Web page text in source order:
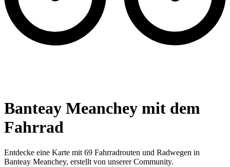
Banteay Meanchey mit dem
Fahrrad
Entdecke eine Karte mit 69 Fahrradrouten und Radwegen in
Banteay Meanchey, erstellt von unserer Community.